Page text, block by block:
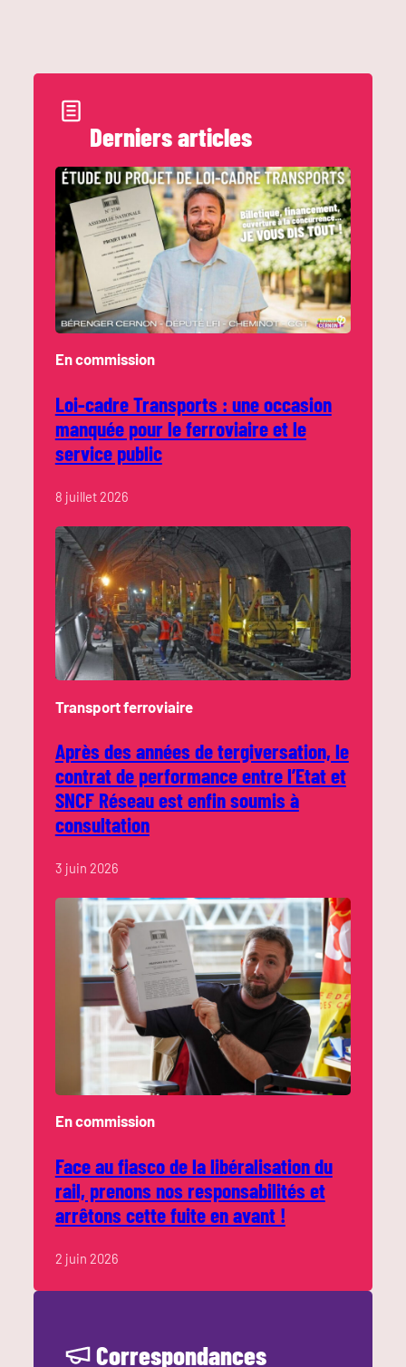
Derniers articles
En commission
Loi-cadre Transports : une occasion
manquée pour le ferroviaire et le
service public
8 juillet 2026
Transport ferroviaire
Après des années de tergiversation, le
contrat de performance entre l’Etat et
SNCF Réseau est enfin soumis à
consultation
3 juin 2026
En commission
Face au fiasco de la libéralisation du
rail, prenons nos responsabilités et
arrêtons cette fuite en avant !
2 juin 2026
Correspondances